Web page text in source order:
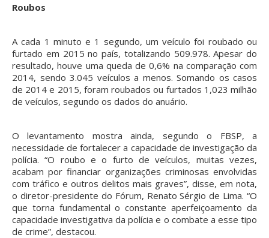
Roubos
A cada 1 minuto e 1 segundo, um veículo foi roubado ou
furtado em 2015 no país, totalizando 509.978. Apesar do
resultado, houve uma queda de 0,6% na comparação com
2014, sendo 3.045 veículos a menos. Somando os casos
de 2014 e 2015, foram roubados ou furtados 1,023 milhão
de veículos, segundo os dados do anuário.
O levantamento mostra ainda, segundo o FBSP, a
necessidade de fortalecer a capacidade de investigação da
polícia. “O roubo e o furto de veículos, muitas vezes,
acabam por financiar organizações criminosas envolvidas
com tráfico e outros delitos mais graves”, disse, em nota,
o diretor-presidente do Fórum, Renato Sérgio de Lima. “O
que torna fundamental o constante aperfeiçoamento da
capacidade investigativa da polícia e o combate a esse tipo
de crime”, destacou.